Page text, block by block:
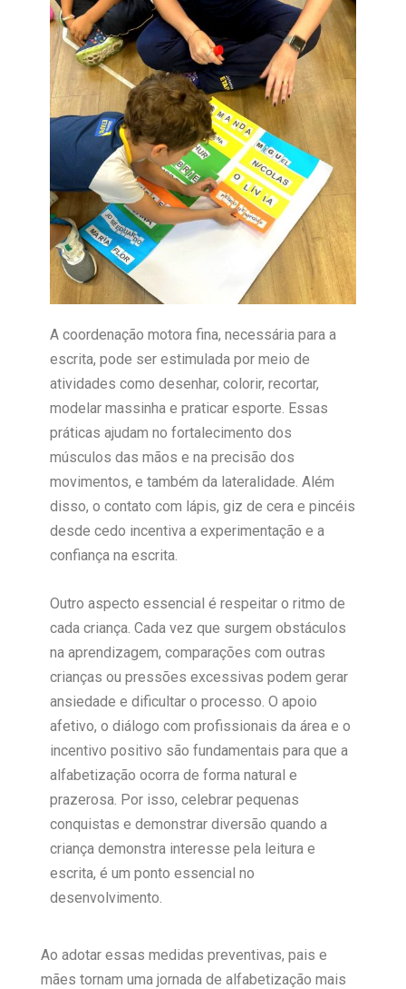
A coordenação motora fina, necessária para a
escrita, pode ser estimulada por meio de
atividades como desenhar, colorir, recortar,
modelar massinha e praticar esporte. Essas
práticas ajudam no fortalecimento dos
músculos das mãos e na precisão dos
movimentos, e também da lateralidade. Além
disso, o contato com lápis, giz de cera e pincéis
desde cedo incentiva a experimentação e a
confiança na escrita.
Outro aspecto essencial é respeitar o ritmo de
cada criança. Cada vez que surgem obstáculos
na aprendizagem, comparações com outras
crianças ou pressões excessivas podem gerar
ansiedade e dificultar o processo. O apoio
afetivo, o diálogo com profissionais da área e o
incentivo positivo são fundamentais para que a
alfabetização ocorra de forma natural e
prazerosa. Por isso, celebrar pequenas
conquistas e demonstrar diversão quando a
criança demonstra interesse pela leitura e
escrita, é um ponto essencial no
desenvolvimento.
Ao adotar essas medidas preventivas, pais e
mães tornam uma jornada de alfabetização mais